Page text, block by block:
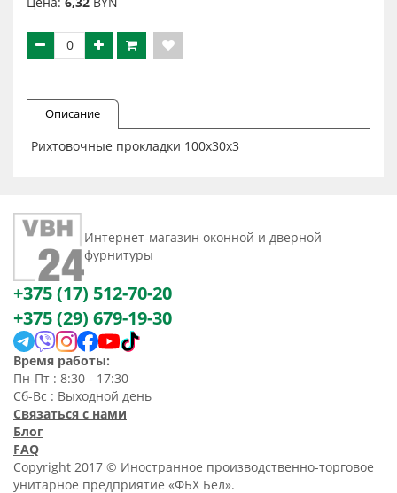
Описание
Рихтовочные прокладки 100х30х3
Интернет-магазин оконной и дверной
фурнитуры
+375 (17) 512-70-20
+375 (29) 679-19-30
Время работы:
Пн-Пт : 8:30 - 17:30
Сб-Вс : Выходной день
Связаться с нами
Блог
FAQ
Copyright 2017 © Иностранное производственно-торговое
унитарное предприятие «ФБХ Бел».